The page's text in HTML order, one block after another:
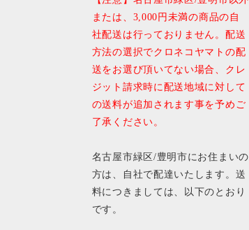
または、3,000円未満の商品の自
社配送は行っておりません。配送
方法の選択でクロネコヤマトの配
送をお選び頂いてない場合、クレ
ジット請求時に配送地域に対して
の送料が追加されます事を予めご
了承ください。
名古屋市緑区/豊明市にお住まいの
方は、自社で配達いたします。送
料につきましては、以下のとおり
です。